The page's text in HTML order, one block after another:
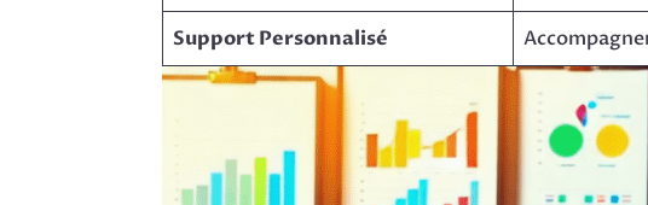
Support Personnalisé